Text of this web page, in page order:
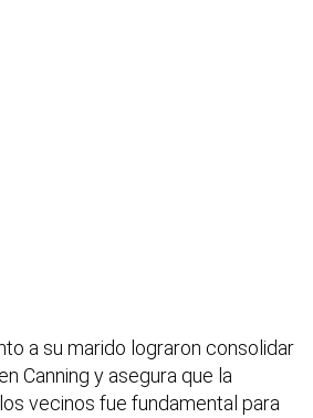
a su marido lograron consolidar
Canning y asegura que la
vecinos fue fundamental para